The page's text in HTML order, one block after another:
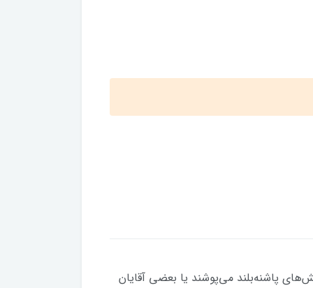
پاشنه‌بلند می‌پوشند یا بعضی آقایان